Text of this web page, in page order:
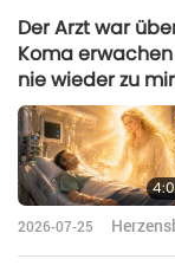
Der Arzt war
Koma
nie wieder zu
2026-07-25